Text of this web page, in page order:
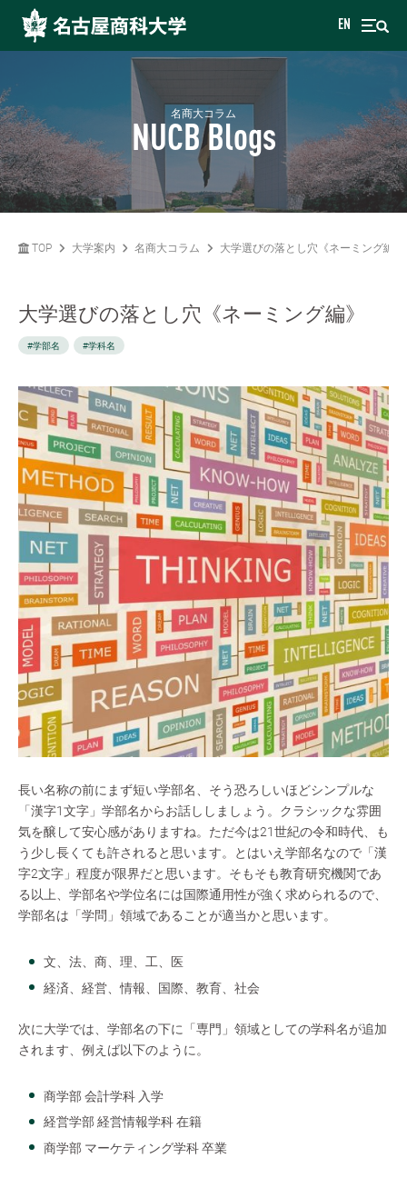
EN
名商大コラム
NUCB Blogs
TOP 大学案内 名商大コラム 大学選びの落とし穴《ネーミング編》
大学選びの落とし穴《ネーミング編》
#学部名 #学科名
長い名称の前にまず短い学部名、そう恐ろしいほどシンプルな
「漢字1文字」学部名からお話ししましょう。クラシックな雰囲
気を醸して安心感がありますね。ただ今は21世紀の令和時代、も
う少し長くても許されると思います。とはいえ学部名なので「漢
字2文字」程度が限界だと思います。そもそも教育研究機関であ
る以上、学部名や学位名には国際通用性が強く求められるので、
学部名は「学問」領域であることが適当かと思います。
文、法、商、理、工、医
経済、経営、情報、国際、教育、社会
次に大学では、学部名の下に「専門」領域としての学科名が追加
されます、例えば以下のように。
商学部 会計学科 入学
経営学部 経営情報学科 在籍
商学部 マーケティング学科 卒業